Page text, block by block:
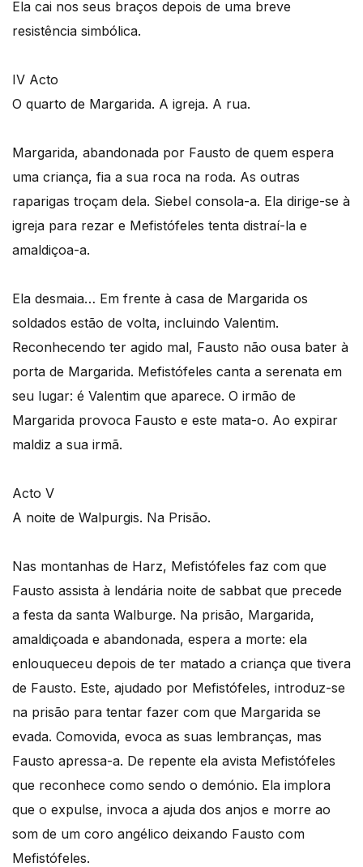
Ela cai nos seus braços depois de uma breve
resistência simbólica.
IV Acto
O quarto de Margarida. A igreja. A rua.
Margarida, abandonada por Fausto de quem espera
uma criança, fia a sua roca na roda. As outras
raparigas troçam dela. Siebel consola-a. Ela dirige-se à
igreja para rezar e Mefistófeles tenta distraí-la e
amaldiçoa-a.
Ela desmaia… Em frente à casa de Margarida os
soldados estão de volta, incluindo Valentim.
Reconhecendo ter agido mal, Fausto não ousa bater à
porta de Margarida. Mefistófeles canta a serenata em
seu lugar: é Valentim que aparece. O irmão de
Margarida provoca Fausto e este mata-o. Ao expirar
maldiz a sua irmã.
Acto V
A noite de Walpurgis. Na Prisão.
Nas montanhas de Harz, Mefistófeles faz com que
Fausto assista à lendária noite de sabbat que precede
a festa da santa Walburge. Na prisão, Margarida,
amaldiçoada e abandonada, espera a morte: ela
enlouqueceu depois de ter matado a criança que tivera
de Fausto. Este, ajudado por Mefistófeles, introduz-se
na prisão para tentar fazer com que Margarida se
evada. Comovida, evoca as suas lembranças, mas
Fausto apressa-a. De repente ela avista Mefistófeles
que reconhece como sendo o demónio. Ela implora
que o expulse, invoca a ajuda dos anjos e morre ao
som de um coro angélico deixando Fausto com
Mefistófeles.